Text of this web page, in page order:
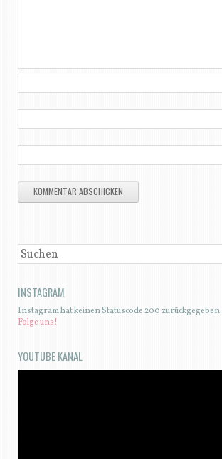
SUCHEN
INSTAGRAM
Instagram hat keinen Statuscode 200 zurückgegeben.
Folge uns!
YOUTUBE KANAL